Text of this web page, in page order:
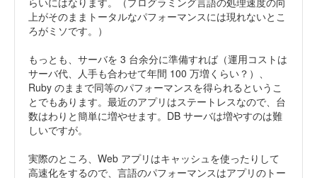
上がそのままトータルなパフォーマンスには現れないとこ
ろがミソです。）
もっとも、サーバを 3 台余分に準備すれば（運用コストは
サーバ代、人手も合わせて年間 100 万増くらい？）、
Ruby のままで同等のパフォーマンスを得られるというこ
とでもあります。最近のアプリはステートレスなので、台
数はわりと簡単に増やせます。DB サーバは増やすのは難
しいですが。
実際のところ、Web アプリはキャッシュを使ったりして
高速化をするので、言語のパフォーマンスはアプリのトー